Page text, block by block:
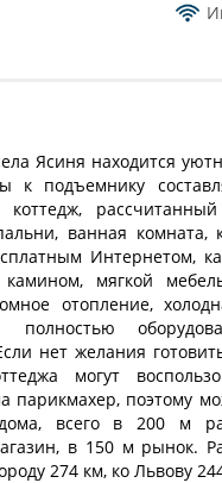
Ясиня находится
к подъемнику
коттедж,
ванная комната,
Интернетом,
камином, мягкой
отопление,
полностью
нет желания
могут
парикмахер, поэтому
всего в 200 м
в 150 м рынок.
274 км, ко Львову